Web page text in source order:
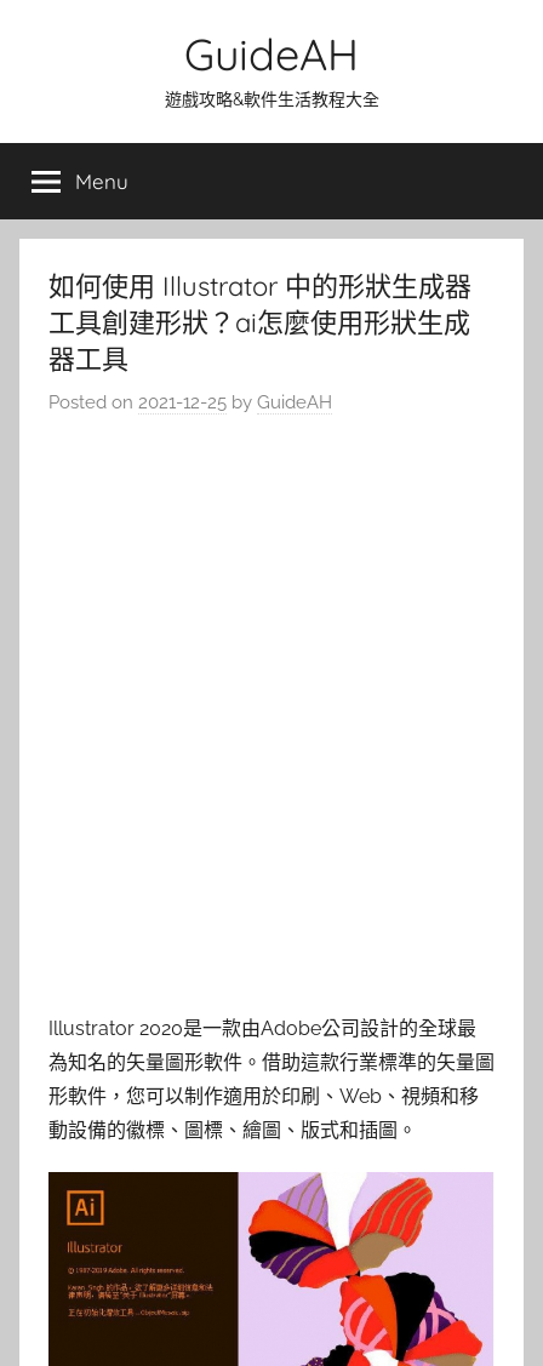
GuideAH
遊戲攻略&軟件生活教程大全
Menu
如何使用 Illustrator 中的形狀生成器
工具創建形狀？ai怎麼使用形狀生成
器工具
Posted on 2021-12-25 by GuideAH
Illustrator 2020是一款由Adobe公司設計的全球最
為知名的矢量圖形軟件。借助這款行業標準的矢量圖
形軟件，您可以制作適用於印刷、Web、視頻和移
動設備的徽標、圖標、繪圖、版式和插圖。